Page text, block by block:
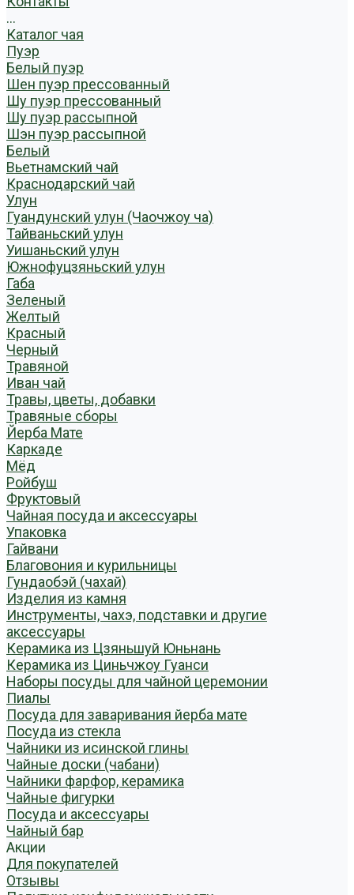
...
Каталог чая
Пуэр
Белый пуэр
Шен пуэр прессованный
Шу пуэр прессованный
Шу пуэр рассыпной
Шэн пуэр рассыпной
Белый
Вьетнамский чай
Краснодарский чай
Улун
Гуандунский улун (Чаочжоу ча)
Тайваньский улун
Уишаньский улун
Южнофуцзяньский улун
Габа
Зеленый
Желтый
Красный
Черный
Травяной
Иван чай
Травы, цветы, добавки
Травяные сборы
Йерба Мате
Каркаде
Мёд
Ройбуш
Фруктовый
Чайная посуда и аксессуары
Упаковка
Гайвани
Благовония и курильницы
Гундаобэй (чахай)
Изделия из камня
Инструменты, чахэ, подставки и другие
аксессуары
Керамика из Цзяньшуй Юньнань
Керамика из Циньчжоу Гуанси
Наборы посуды для чайной церемонии
Пиалы
Посуда для заваривания йерба мате
Посуда из стекла
Чайники из исинской глины
Чайные доски (чабани)
Чайники фарфор, керамика
Чайные фигурки
Посуда и аксессуары
Чайный бар
Акции
Для покупателей
Отзывы